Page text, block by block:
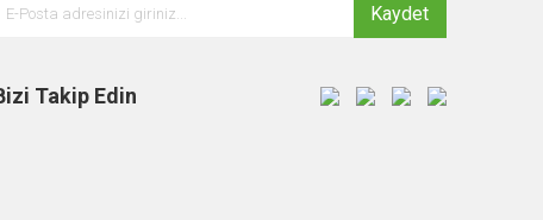
Kaydet
Takip Edin